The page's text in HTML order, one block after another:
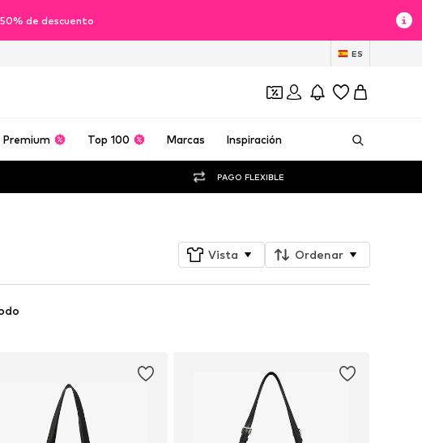
de descuento
ES
Premium Top 100 Marcas Inspiración
PAGO FLEXIBLE
Vista Ordenar